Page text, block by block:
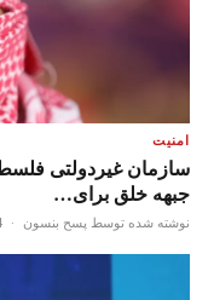
امنیت
سازمان غیردولتی
جبهه خلق برای…
نوشته شده توسط پسح بنسون ·
4